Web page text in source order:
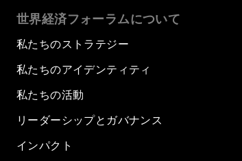
世界経済フォーラムについて
私たちのストラテジー
私たちのアイデンティティ
私たちの活動
リーダーシップとガバナンス
インパクト